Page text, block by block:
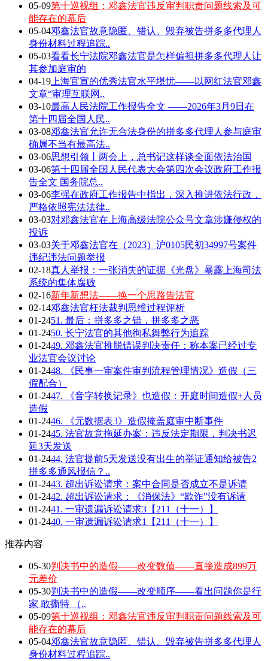
05-09第十巡视组：邓鑫法官违反审判职责问题线索及可
能存在的幕后
05-04邓鑫法官故意隐匿、错认、毁弃被告拼多多代理人
身份材料过程追踪..
05-03看看长宁法院邓鑫法官是怎样偏袒拼多多代理人让
其参加庭审的
04-19 上海官宣的优秀法官水平堪忧——以网红法官邓鑫
文章“审理互联网..
03-10最高人民法院工作报告全文 ——2026年3月9日在
第十四届全国人民..
03-08邓鑫法官允许无合法身份的拼多多代理人参与庭审
确属不当有最高法..
03-06思想引领丨两会上，总书记这样谈全面依法治国
03-06第十四届全国人民代表大会第四次会议政府工作报
告全文 国务院总..
03-06李强在政府工作报告中指出，深入推进依法行政，
严格依照宪法法律..
03-03对邓鑫法官在上海高级法院公众号文章涉嫌侵权的
投诉
03-03关于邓鑫法官在（2023）沪0105民初34997号案件
违纪违法问题举报
02-18真人举报：一张消失的证据《光盘》暴露上海司法
系统的集体腐败
02-16新年新想法——换一个思路告法官
02-14邓鑫法官枉法裁判思维过程评析
01-2451. 最后：拼多多之错，拼多多之恶
01-2450. 长宁法官的其他徇私舞弊行为追踪
01-2449. 邓鑫法官推脱错误判决责任：称本案已经过专
业法官会议讨论
01-2448. 《民事一审案件审判流程管理情况》造假（三
假配合）
01-2447. 《音字转换记录》也造假：开庭时间造假+人员
造假
01-2446. 《元数据表3》造假掩盖庭审中断事件
01-2445. 法官故意拖延办案：违反法定期限，判决书迟
延3天发送
01-2444. 法官提前5天发送没有出生的举证通知给被告2
拼多多通风报信？..
01-2443. 超出诉讼请求：案中合同是否成立不是诉请
01-2442. 超出诉讼请求：《消保法》“欺诈”没有诉请
01-2441. 一审遗漏诉讼请求3【211（十一）】
01-2440. 一审遗漏诉讼请求1【211（十一）】
推荐内容
05-30判决书中的造假——改变数值——直接造成899万
元差价
05-30判决书中的造假——改变顺序——看出问题你是行
家 敢撕特 （..
05-09第十巡视组：邓鑫法官违反审判职责问题线索及可
能存在的幕后
05-04邓鑫法官故意隐匿、错认、毁弃被告拼多多代理人
身份材料过程追踪..